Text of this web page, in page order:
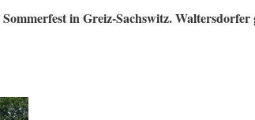
in Greiz-Sachswitz.